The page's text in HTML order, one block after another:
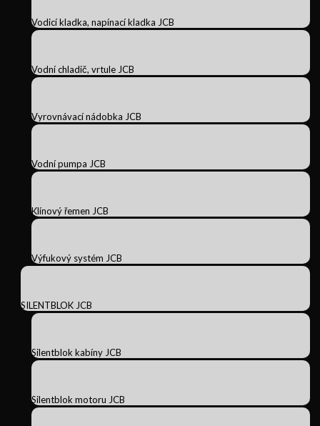
Vodicí kladka, napínací kladka JCB
Vodní chladič, vrtule JCB
Vyrovnávací nádobka JCB
Vodní pumpa JCB
Klínový řemen JCB
Výfukový systém JCB
SILENTBLOK JCB
Silentblok kabíny JCB
Silentblok motoru JCB